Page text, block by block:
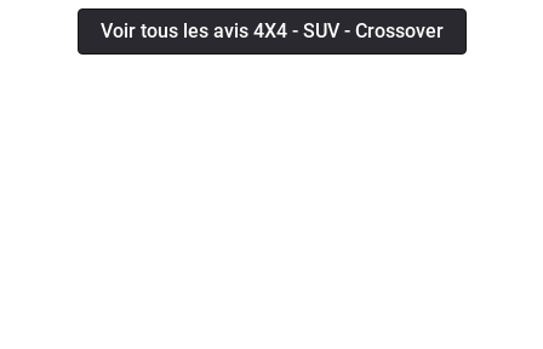
Voir tous les avis 4X4 - SUV - Crossover